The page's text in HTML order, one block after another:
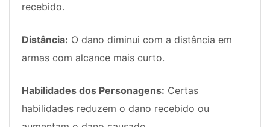
recebido.
Distância: O dano diminui com a distância em
armas com alcance mais curto.
Habilidades dos Personagens: Certas
habilidades reduzem o dano recebido ou